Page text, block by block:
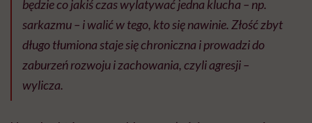
będzie co jakiś czas wylatywać jedna klucha – np.
sarkazmu – i walić w tego, kto się nawinie. Złość zbyt
długo tłumiona staje się chroniczna i prowadzi do
zaburzeń rozwoju i zachowania, czyli agresji –
wylicza.